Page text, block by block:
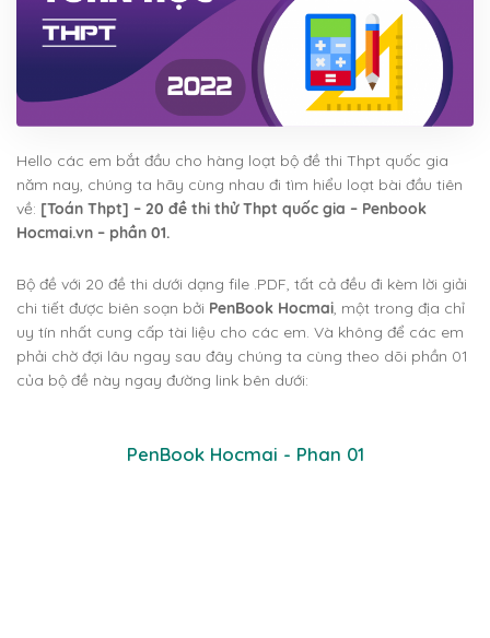
Hello các em bắt đầu cho hàng loạt bộ đề thi Thpt quốc gia
năm nay, chúng ta hãy cùng nhau đi tìm hiểu loạt bài đầu tiên
về: [Toán Thpt] – 20 đề thi thử Thpt quốc gia – Penbook
Hocmai.vn – phần 01.
Bộ đề với 20 đề thi dưới dạng file .PDF, tất cả đều đi kèm lời giải
chi tiết được biên soạn bởi PenBook Hocmai, một trong địa chỉ
uy tín nhất cung cấp tài liệu cho các em. Và không để các em
phải chờ đợi lâu ngay sau đây chúng ta cùng theo dõi phần 01
của bộ đề này ngay đường link bên dưới:
PenBook Hocmai - Phan 01